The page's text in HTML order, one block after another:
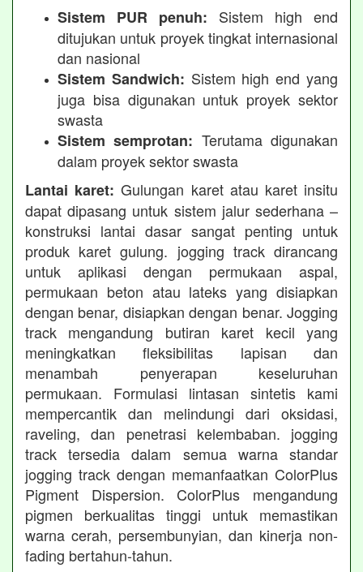
Sistem PUR penuh: Sistem high end
ditujukan untuk proyek tingkat internasional
dan nasional
Sistem Sandwich: Sistem high end yang
juga bisa digunakan untuk proyek sektor
swasta
Sistem semprotan: Terutama digunakan
dalam proyek sektor swasta
Lantai karet: Gulungan karet atau karet insitu
dapat dipasang untuk sistem jalur sederhana –
konstruksi lantai dasar sangat penting untuk
produk karet gulung. jogging track dirancang
untuk aplikasi dengan permukaan aspal,
permukaan beton atau lateks yang disiapkan
dengan benar, disiapkan dengan benar. Jogging
track mengandung butiran karet kecil yang
meningkatkan fleksibilitas lapisan dan
menambah penyerapan keseluruhan
permukaan. Formulasi lintasan sintetis kami
mempercantik dan melindungi dari oksidasi,
raveling, dan penetrasi kelembaban. jogging
track tersedia dalam semua warna standar
jogging track dengan memanfaatkan ColorPlus
Pigment Dispersion. ColorPlus mengandung
pigmen berkualitas tinggi untuk memastikan
warna cerah, persembunyian, dan kinerja non-
fading bertahun-tahun.